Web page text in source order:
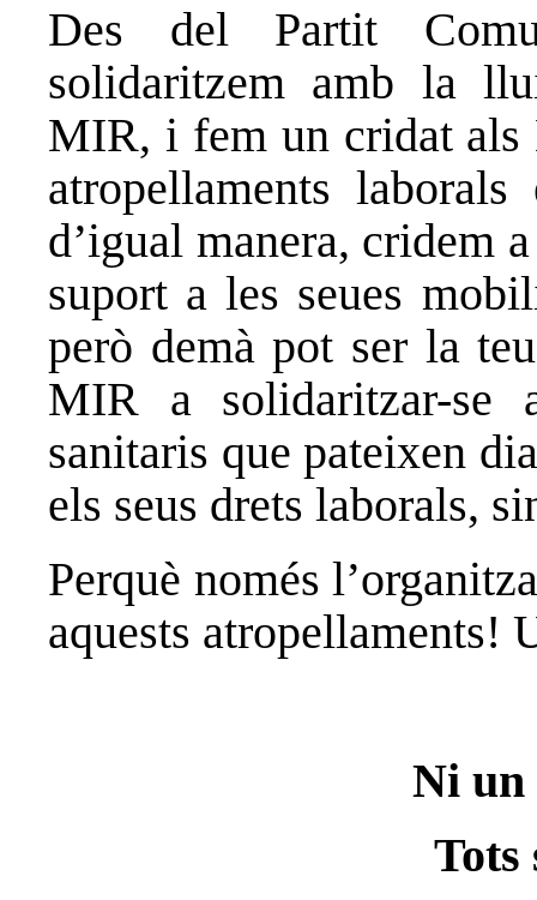
Des del Partit
solidaritzem amb la
MIR, i fem un cridat als
atropellaments
d’igual manera, cridem
suport a les seues
però demà pot ser la
MIR a solidaritzar-se
sanitaris que pateixen
els seus drets laborals,
Perquè només
aquests atropellaments!
Ni un